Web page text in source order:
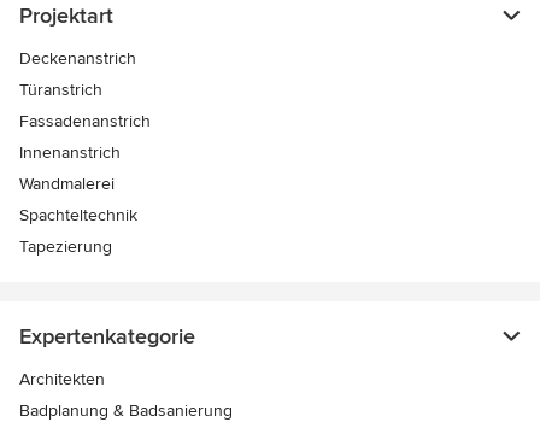
Projektart
Deckenanstrich
Türanstrich
Fassadenanstrich
Innenanstrich
Wandmalerei
Spachteltechnik
Tapezierung
Expertenkategorie
Architekten
Badplanung & Badsanierung